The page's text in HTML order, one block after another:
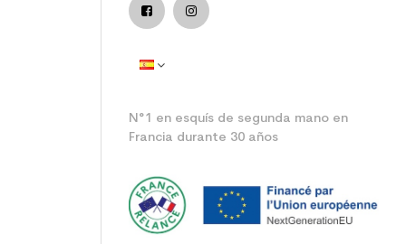
N°1 en esquís de segunda mano en
Francia durante 30 años